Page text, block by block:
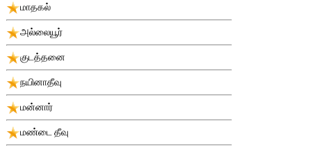
மாதகல்
அல்லையூர்
குடத்தனை
நயினாதீவு
மன்னார்
மண்டை தீவு